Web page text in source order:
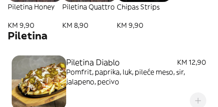
Piletina Honey
KM 9,90
Piletina Quattro
KM 8,90
Chipas Strips
KM 9,90
Piletina
Piletina Diablo
KM 12,90
Pomfrit, paprika, luk, pileće meso, sir,
jalapeno, pecivo